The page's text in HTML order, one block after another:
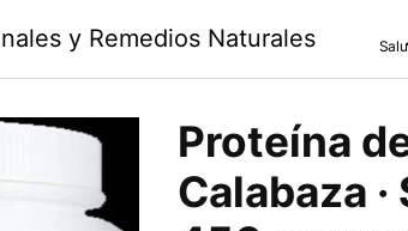
y Remedios Naturales
Proteína
Calabaza ·